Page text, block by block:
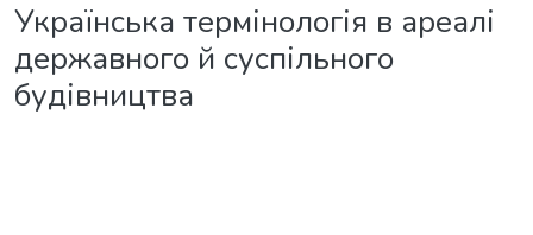
Українська термінологія в ареалі
державного й суспільного
будівництва